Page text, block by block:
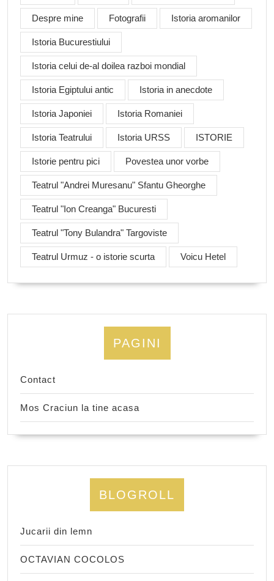
Despre mine Fotografii Istoria aromanilor
Istoria Bucurestiului
Istoria celui de-al doilea razboi mondial
Istoria Egiptului antic Istoria in anecdote
Istoria Japoniei Istoria Romaniei
Istoria Teatrului Istoria URSS ISTORIE
Istorie pentru pici Povestea unor vorbe
Teatrul "Andrei Muresanu" Sfantu Gheorghe
Teatrul "Ion Creanga" Bucuresti
Teatrul "Tony Bulandra" Targoviste
Teatrul Urmuz - o istorie scurta Voicu Hetel
PAGINI
Contact
Mos Craciun la tine acasa
BLOGROLL
Jucarii din lemn
OCTAVIAN COCOLOS